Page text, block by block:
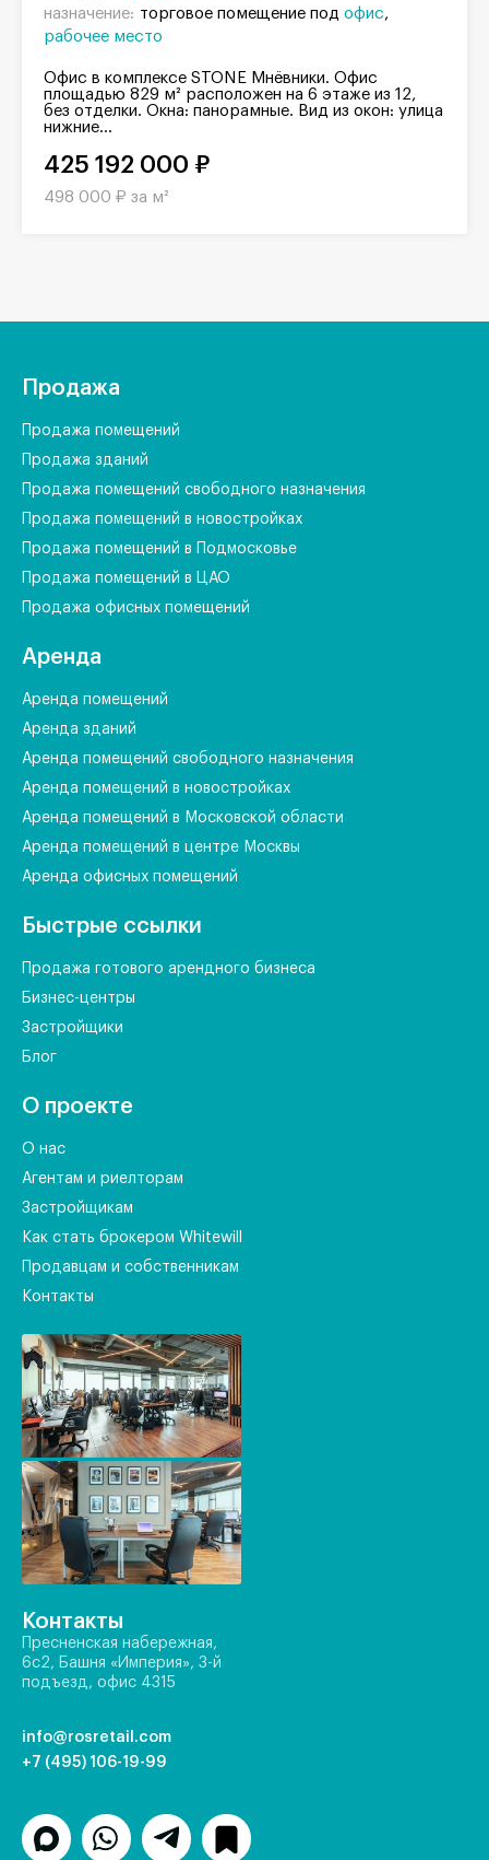
назначение: торговое помещение под офис
рабочее место
Офис в комплексе STONE Мнёвники. Офис
площадью 829 м² расположен на 6 этаже из 12,
без отделки. Окна: панорамные. Вид из окон: улица
нижние...
425 192 000 ₽
498 000 ₽ за м²
Продажа
Продажа помещений
Продажа зданий
Продажа помещений свободного назначения
Продажа помещений в новостройках
Продажа помещений в Подмосковье
Продажа помещений в ЦАО
Продажа офисных помещений
Аренда
Аренда помещений
Аренда зданий
Аренда помещений свободного назначения
Аренда помещений в новостройках
Аренда помещений в Московской области
Аренда помещений в центре Москвы
Аренда офисных помещений
Быстрые ссылки
Продажа готового арендного бизнеса
Бизнес-центры
Застройщики
Блог
О проекте
О нас
Агентам и риелторам
Застройщикам
Как стать брокером Whitewill
Продавцам и собственникам
Контакты
Контакты
Пресненская набережная,
6с2, Башня «Империя», 3-й
подъезд, офис 4315
info@rosretail.com
+7 (495) 106-19-99